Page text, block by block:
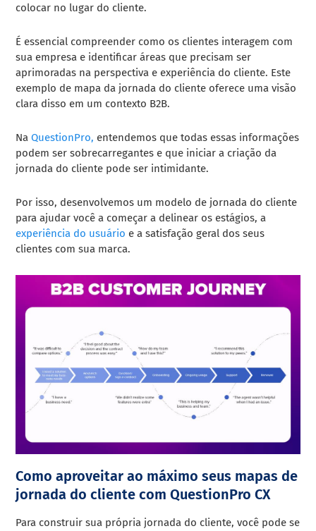
colocar no lugar do cliente.
É essencial compreender como os clientes interagem com
sua empresa e identificar áreas que precisam ser
aprimoradas na perspectiva e experiência do cliente. Este
exemplo de mapa da jornada do cliente oferece uma visão
clara disso em um contexto B2B.
NaQuestionPro, entendemos que todas essas informações
podem ser sobrecarregantes e que iniciar a criação da
jornada do cliente pode ser intimidante.
Por isso, desenvolvemos um modelo de jornada do cliente
para ajudar você a começar a delinear os estágios, a
experiência do usuário e a satisfação geral dos seus
clientes com sua marca.
Como aproveitar ao máximo seus mapas de
jornada do cliente com QuestionPro CX
Para construir sua própria jornada do cliente, você pode se